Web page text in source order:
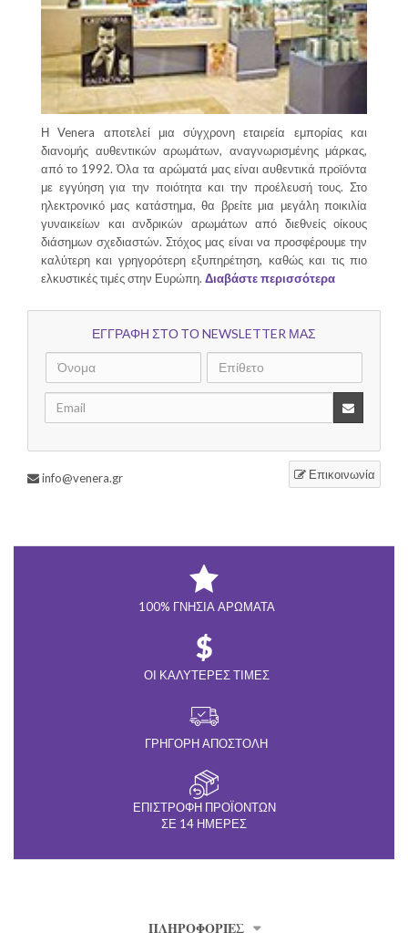
Η Venera αποτελεί μια σύγχρονη εταιρεία εμπορίας και
διανομής αυθεντικών αρωμάτων, αναγνωρισμένης μάρκας,
από το 1992. Όλα τα αρώματά μας είναι αυθεντικά προϊόντα
με εγγύηση για την ποιότητα και την προέλευσή τους. Στο
ηλεκτρονικό μας κατάστημα, θα βρείτε μια μεγάλη ποικιλία
γυναικείων και ανδρικών αρωμάτων από διεθνείς οίκους
διάσημων σχεδιαστών. Στόχος μας είναι να προσφέρουμε την
καλύτερη και γρηγορότερη εξυπηρέτηση, καθώς και τις πιο
ελκυστικές τιμές στην Ευρώπη. Διαβάστε περισσότερα
ΕΓΓΡΑΦΗ ΣΤΟ ΤΟ NEWSLETTER ΜΑΣ
Επικοινωνία
info@venera.gr
100% ΓΝΉΣΙΑ ΑΡΏΜΑΤΑ
ΟΙ ΚΑΛΎΤΕΡΕΣ ΤΙΜΈΣ
ΓΡΉΓΟΡΗ ΑΠΟΣΤΟΛΉ
ΕΠΙΣΤΡΟΦΉ ΠΡΟΪΌΝΤΩΝ
ΣΕ 14 ΗΜΈΡΕΣ
ΠΛΗΡΟΦΟΡΊΕΣ